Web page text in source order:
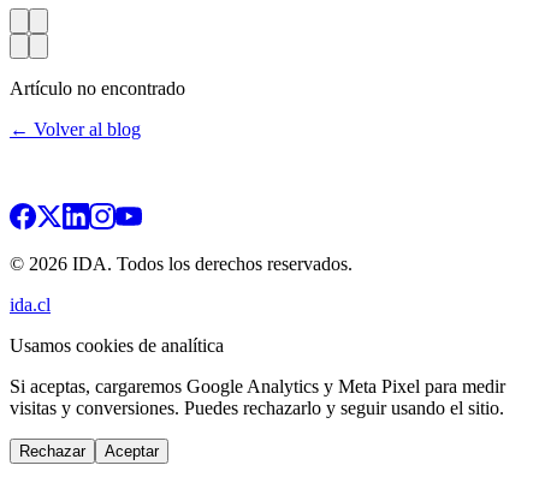
Artículo no encontrado
← Volver al blog
© 2026 IDA. Todos los derechos reservados.
ida.cl
Usamos cookies de analítica
Si aceptas, cargaremos Google Analytics y Meta Pixel para medir
visitas y conversiones. Puedes rechazarlo y seguir usando el sitio.
Rechazar Aceptar